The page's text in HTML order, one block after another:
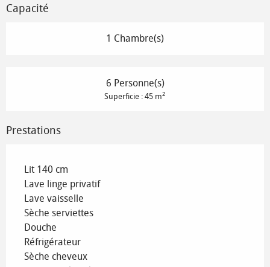
Capacité
1 Chambre(s)
6 Personne(s)
Superficie : 45 m2
Prestations
Lit 140 cm
Lave linge privatif
Lave vaisselle
Sèche serviettes
Douche
Réfrigérateur
Sèche cheveux